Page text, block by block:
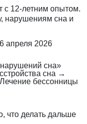
с 12-летним опытом.
нарушениям сна и
6 апреля 2026
сна»
сна →
Лечение бессонницы
что делать дальше